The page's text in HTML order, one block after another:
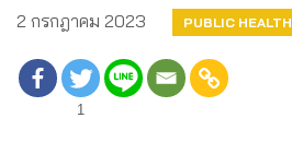
2 กรกฎาคม 2023 PUBLIC HEALTH
1